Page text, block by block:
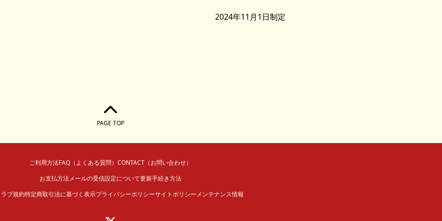
2024年11月1日制定
PAGE TOP
ご利用方法FAQ（よくある質問） CONTACT（お問い合わせ）
お支払方法メールの受信設定について更新手続き方法
ブ規約特定商取引法に基づく表示プライバシーポリシーサイトポリシーメンテナンス情報